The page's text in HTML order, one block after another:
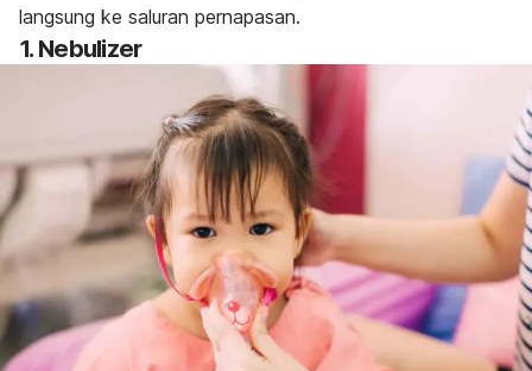
langsung ke saluran pernapasan.
1. Nebulizer